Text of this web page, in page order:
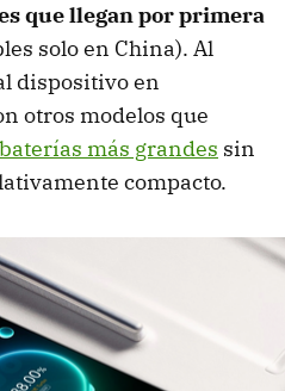
que llegan por primera
solo en China). Al
dispositivo en
otros modelos que
baterías más grandes sin
compacto.